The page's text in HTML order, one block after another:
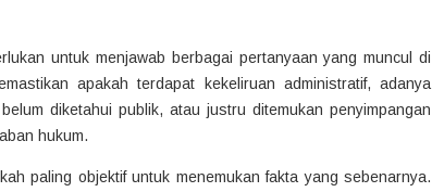
untuk menjawab berbagai pertanyaan yang muncul di
apakah terdapat kekeliruan administratif, adanya
diketahui publik, atau justru ditemukan penyimpangan
hukum.
paling objektif untuk menemukan fakta yang sebenarnya.